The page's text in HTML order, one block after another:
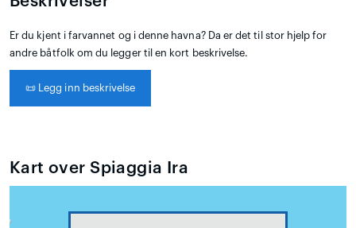
Er du kjent i farvannet og i denne havna? Da er det til stor hjelp for
andre båtfolk om du legger til en kort beskrivelse.
📜 Legg inn beskrivelse
Kart over Spiaggia Ira